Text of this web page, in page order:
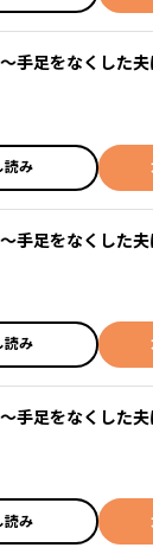
手足をなくした
読み
手足をなくした
読み
手足をなくした
読み